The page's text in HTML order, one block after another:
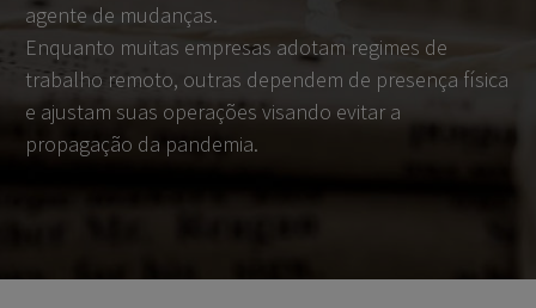
agente de mudanças.
Enquanto muitas empresas adotam regimes de
trabalho remoto, outras dependem de presença física
e ajustam suas operações visando evitar a
propagação da pandemia.